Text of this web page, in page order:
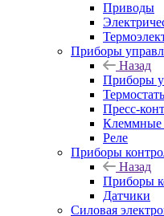
Приводы
Приборы
Назад
Приборы
Пресс-
Клеммные
Реле
Приборы
Назад
Приборы
Датчики
Силовая